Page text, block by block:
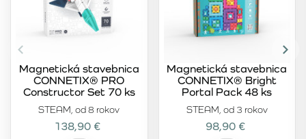
STEAM, od 8 rokov
Magnetická stavebnica
CONNETIX® PRO
Constructor Set 70 ks
138,90 €
STEAM, od 3 rokov
Magnetická stavebnica
CONNETIX® Bright
Portal Pack 48 ks
98,90 €